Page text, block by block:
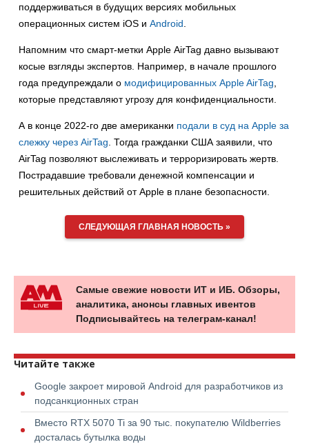
поддерживаться в будущих версиях мобильных
операционных систем iOS и Android.
Напомним что смарт-метки Apple AirTag давно вызывают
косые взгляды экспертов. Например, в начале прошлого
года предупреждали о модифицированных Apple AirTag,
которые представляют угрозу для конфиденциальности.
А в конце 2022-го две американки подали в суд на Apple за
слежку через AirTag. Тогда гражданки США заявили, что
AirTag позволяют выслеживать и терроризировать жертв.
Пострадавшие требовали денежной компенсации и
решительных действий от Apple в плане безопасности.
СЛЕДУЮЩАЯ ГЛАВНАЯ НОВОСТЬ »
Самые свежие новости ИТ и ИБ. Обзоры,
аналитика, анонсы главных ивентов
Подписывайтесь на телеграм-канал!
Читайте также
Google закроет мировой Android для разработчиков из
подсанкционных стран
Вместо RTX 5070 Ti за 90 тыс. покупателю Wildberries
досталась бутылка воды